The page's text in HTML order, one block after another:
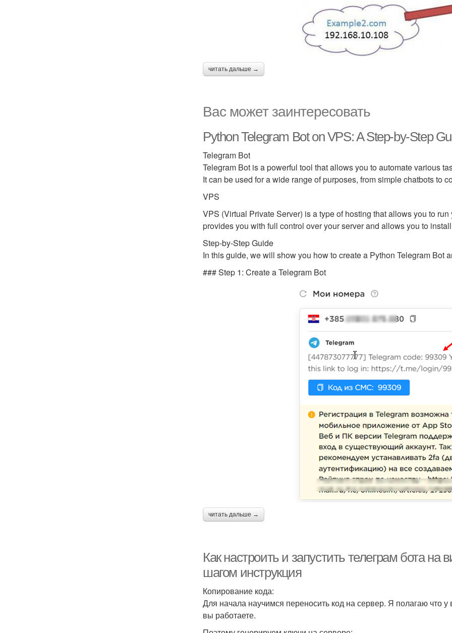
читать дальше →
Вас может заинтересовать
Python Telegram Bot on VPS: A Step-by-Step
Telegram Bot
Telegram Bot is a powerful tool that allows you to automate various
It can be used for a wide range of purposes, from simple chatbots to
VPS
VPS (Virtual Private Server) is a type of hosting that allows you to
provides you with full control over your server and allows you to
Step-by-Step Guide
In this guide, we will show you how to create a Python Telegram Bot
### Step 1: Create a Telegram Bot
читать дальше →
Как настроить и запустить телеграм бота на
шагом инструкция
Копирование кода:
Для начала научимся переносить код на сервер. Я полагаю что
вы работаете.